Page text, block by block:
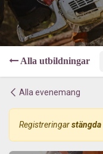
Alla utbildningar
Alla evenemang
Registreringarstängda